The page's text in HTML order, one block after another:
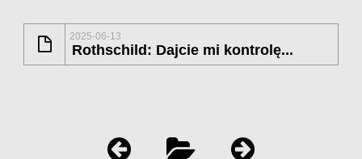
2025-06-13
Rothschild: Dajcie mi kontrolę...